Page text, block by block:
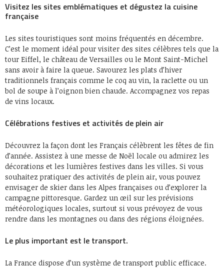
Visitez les sites emblématiques et dégustez la cuisine
française
Les sites touristiques sont moins fréquentés en décembre.
C’est le moment idéal pour visiter des sites célèbres tels que la
tour Eiffel, le château de Versailles ou le Mont Saint-Michel
sans avoir à faire la queue. Savourez les plats d’hiver
traditionnels français comme le coq au vin, la raclette ou un
bol de soupe à l’oignon bien chaude. Accompagnez vos repas
de vins locaux.
Célébrations festives et activités de plein air
Découvrez la façon dont les Français célèbrent les fêtes de fin
d’année. Assistez à une messe de Noël locale ou admirez les
décorations et les lumières festives dans les villes. Si vous
souhaitez pratiquer des activités de plein air, vous pouvez
envisager de skier dans les Alpes françaises ou d’explorer la
campagne pittoresque. Gardez un œil sur les prévisions
météorologiques locales, surtout si vous prévoyez de vous
rendre dans les montagnes ou dans des régions éloignées.
Le plus important est le transport.
La France dispose d’un système de transport public efficace.